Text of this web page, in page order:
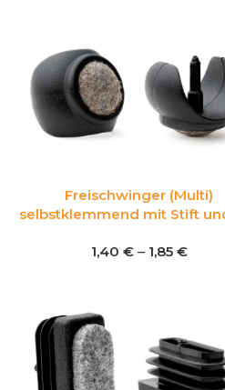
Freischwinger (Multi)
selbstklemmend mit Stift
1,40 € – 1,85 €